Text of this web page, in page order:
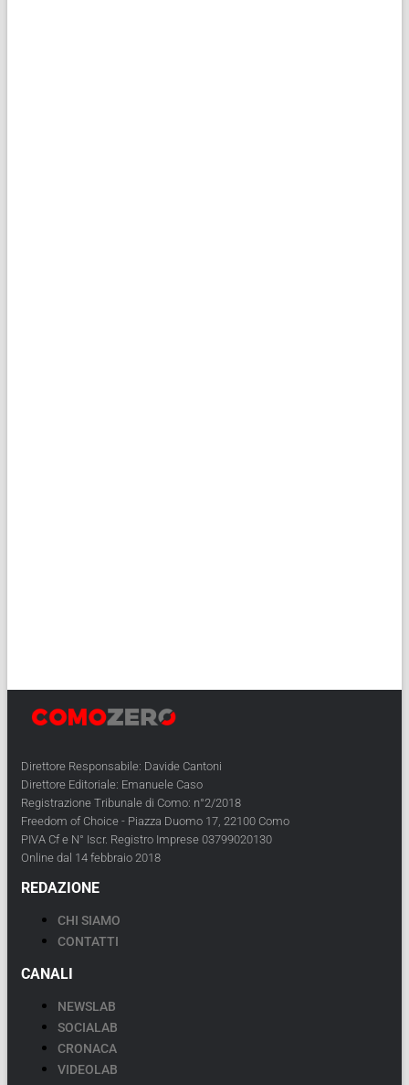
Direttore Responsabile: Davide Cantoni
Direttore Editoriale: Emanuele Caso
Registrazione Tribunale di Como: n°2/2018
Freedom of Choice - Piazza Duomo 17, 22100 Como
PIVA Cf e N° Iscr. Registro Imprese 03799020130
Online dal 14 febbraio 2018
REDAZIONE
CHI SIAMO
CONTATTI
CANALI
NEWSLAB
SOCIALAB
CRONACA
VIDEOLAB